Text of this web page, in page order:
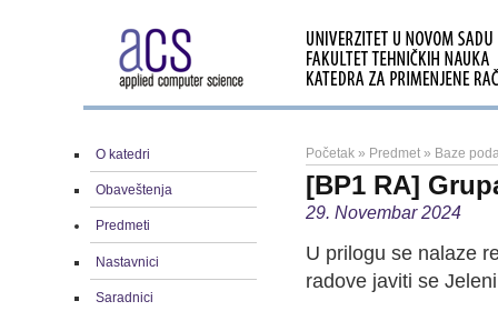
O katedri
Obaveštenja
Predmeti
Nastavnici
Saradnici
Početak » Predmet » Baze
[BP1 RA]
29. Novembar 2024
U prilogu se nalaze
radove javiti se